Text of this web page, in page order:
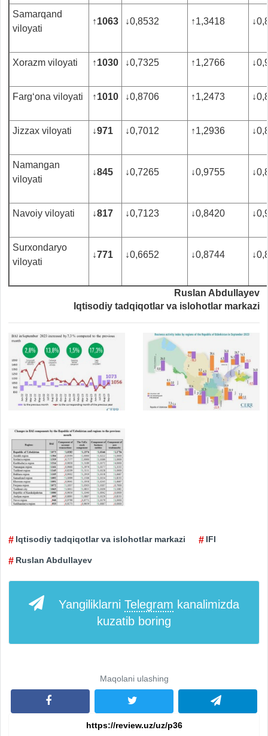
Samarqand
viloyati
↑1063 ↓0,8532 ↑1,3418 ↓
Xorazm viloyati ↑1030 ↓0,7325 ↑1,2766 ↓
Farg‘ona viloyati ↑1010 ↓0,8706 ↑1,2473 ↓
Jizzax viloyati ↓971 ↓0,7012 ↑1,2936 ↓
Namangan
viloyati
↓845 ↓0,7265 ↓0,9755 ↓
Navoiy viloyati ↓817 ↓0,7123 ↓0,8420 ↓
Surxondaryo
viloyati
↓771 ↓0,6652 ↓0,8744 ↓
Ruslan Abdullayev
Iqtisodiy tadqiqotlar va islohotlar markazi
Iqtisodiy tadqiqotlar va islohotlar markazi IFI
Ruslan Abdullayev
Yangiliklarni Telegram kanalimizda
kuzatib boring
Maqolani ulashing